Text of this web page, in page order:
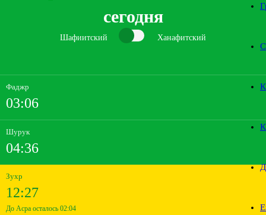
сегодня
Шафиитский Ханафитский
Фаджр
03:06
Шурук
04:36
Зухр
12:27
До Асра осталось 02:04